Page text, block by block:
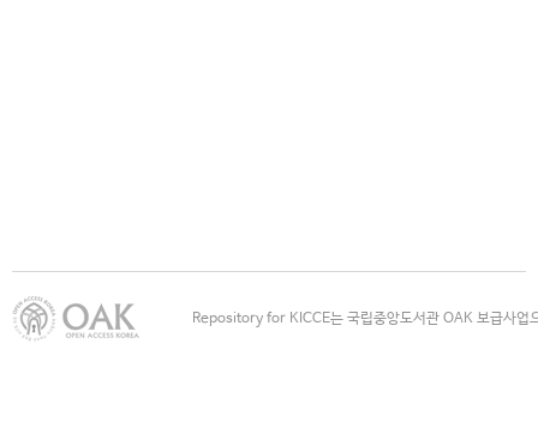
Repository for KICCE는 국립중앙도서관 OAK 보급사업